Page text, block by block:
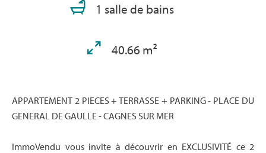
1 salle de bains
40.66 m²
APPARTEMENT 2 PIECES + TERRASSE + PARKING - PLACE DU
GENERAL DE GAULLE - CAGNES SUR MER
ImmoVendu vous invite à découvrir en EXCLUSIVITÉ ce 2